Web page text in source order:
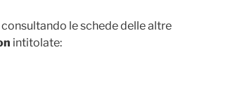
le schede delle altre
intitolate: